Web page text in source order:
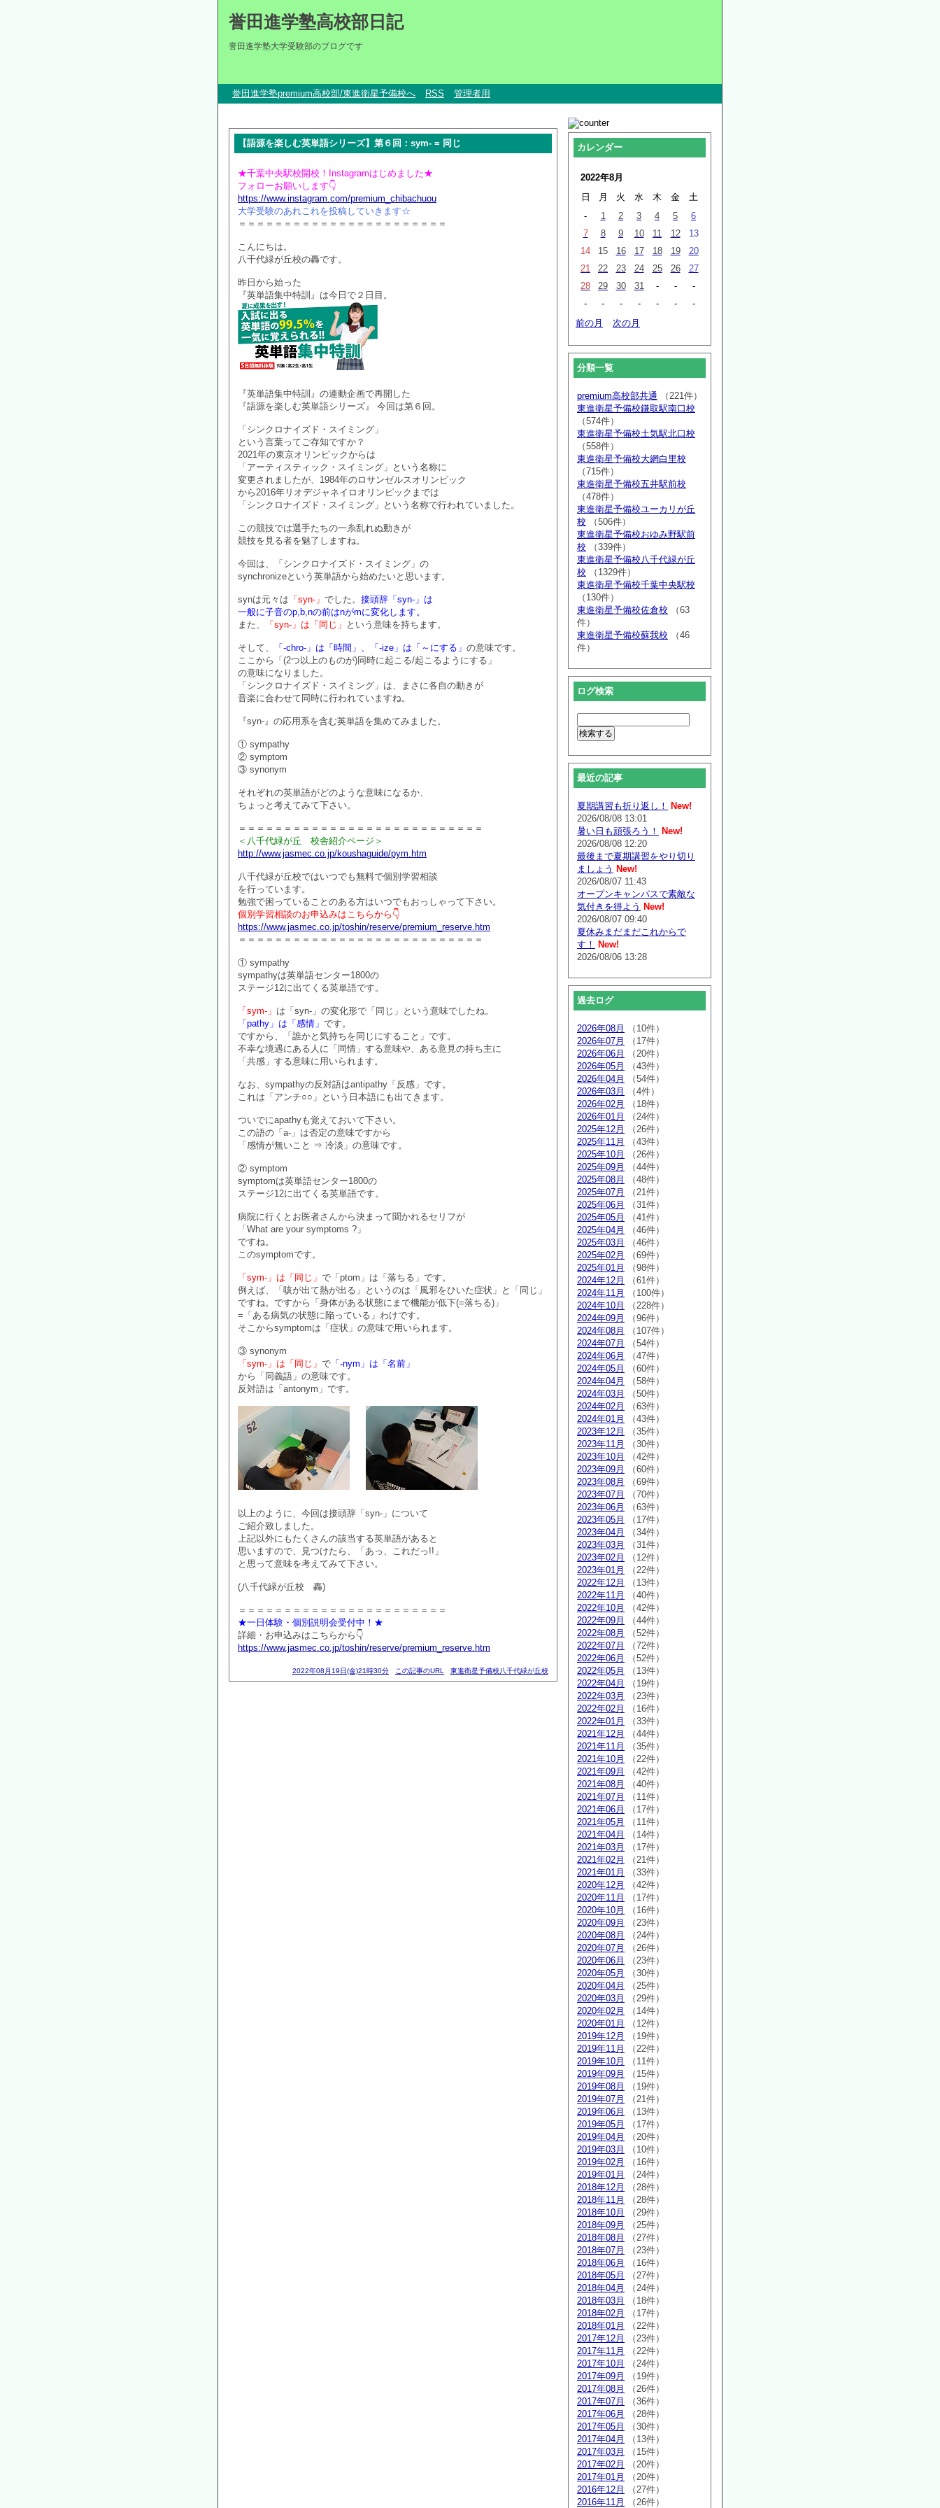
誉田進学塾高校部日記
誉田進学塾大学受験部のブログです
誉田進学塾premium高校部/東進衛星予備校へ RSS 管理者用
【語源を楽しむ英単語シリーズ】第６回：sym- = 同じ
★千葉中央駅校開校！Instagramはじめました★
フォローお願いします👇
https://www.instagram.com/premium_chibachuou
大学受験のあれこれを投稿していきます☆
＝＝＝＝＝＝＝＝＝＝＝＝＝＝＝＝＝＝＝＝＝＝＝
こんにちは。
八千代緑が丘校の轟です。
昨日から始った
『英単語集中特訓』は今日で２日目。
『英単語集中特訓』の連動企画で再開した
『語源を楽しむ英単語シリーズ』 今回は第６回。
「シンクロナイズド・スイミング」
という言葉ってご存知ですか？
2021年の東京オリンピックからは
「アーティスティック・スイミング」という名称に
変更されましたが、1984年のロサンゼルスオリンピック
から2016年リオデジャネイロオリンピックまでは
「シンクロナイズド・スイミング」という名称で行われていました。
この競技では選手たちの一糸乱れぬ動きが
競技を見る者を魅了しますね。
今回は、「シンクロナイズド・スイミング」の
synchronizeという英単語から始めたいと思います。
synは元々は 「syn-」 でした。 接頭辞「syn-」は
一般に子音のp,b,nの前はnがmに変化します。
また、
「syn-」は「同じ」 という意味を持ちます。
そして、 「-chro-」は「時間」、「-ize」は「～にする」 の意味です。
ここから「(2つ以上のものが)同時に起こる/起こるようにする」
の意味になりました。
「シンクロナイズド・スイミング」は、まさに各自の動きが
音楽に合わせて同時に行われていますね。
『syn-』の応用系を含む英単語を集めてみました。
① sympathy
② symptom
③ synonym
それぞれの英単語がどのような意味になるか、
ちょっと考えてみて下さい。
＝＝＝＝＝＝＝＝＝＝＝＝＝＝＝＝＝＝＝＝＝＝＝＝＝＝＝
＜八千代緑が丘 校舎紹介ページ＞
http://www.jasmec.co.jp/koushaguide/pym.htm
八千代緑が丘校ではいつでも無料で個別学習相談
を行っています。
勉強で困っていることのある方はいつでもおっしゃって下さい。
個別学習相談のお申込みはこちらから👇
https://www.jasmec.co.jp/toshin/reserve/premium_reserve.htm
＝＝＝＝＝＝＝＝＝＝＝＝＝＝＝＝＝＝＝＝＝＝＝＝＝＝＝
① sympathy
sympathyは英単語センター1800の
ステージ12に出てくる英単語です。
「sym-」 は「syn-」の変化形で「同じ」という意味でしたね。
「pathy」は「感情」 です。
ですから、「誰かと気持ちを同じにすること」です。
不幸な境遇にある人に「同情」する意味や、ある意見の持ち主に
「共感」する意味に用いられます。
なお、sympathyの反対語はantipathy「反感」です。
これは「アンチ○○」という日本語にも出てきます。
ついでにapathyも覚えておいて下さい。
この語の「a-」は否定の意味ですから
「感情が無いこと ⇒ 冷淡」の意味です。
② symptom
symptomは英単語センター1800の
ステージ12に出てくる英単語です。
病院に行くとお医者さんから決まって聞かれるセリフが
「What are your symptoms ?」
ですね。
このsymptomです。
「sym-」は「同じ」 で「ptom」は「落ちる」です。
例えば、「咳が出て熱が出る」というのは「風邪をひいた症状」と「同じ」
ですね。ですから「身体がある状態にまで機能が低下(=落ちる)」
=「ある病気の状態に陥っている」わけです。
そこからsymptomは「症状」の意味で用いられます。
③ synonym
「sym-」は「同じ」 で 「-nym」は「名前」
から「同義語」の意味です。
反対語は「antonym」です。
以上のように、今回は接頭辞「syn-」について
ご紹介致しました。
上記以外にもたくさんの該当する英単語があると
思いますので、見つけたら、「あっ、これだっ!!」
と思って意味を考えてみて下さい。
(八千代緑が丘校 轟)
＝＝＝＝＝＝＝＝＝＝＝＝＝＝＝＝＝＝＝＝＝＝＝
★一日体験・個別説明会受付中！★
詳細・お申込みはこちらから👇
https://www.jasmec.co.jp/toshin/reserve/premium_reserve.htm
2022年08月19日(金)21時30分 この記事のURL 東進衛星予備校八千代緑が丘校
カレンダー
2022年8月
日
月 火 水 木 金
土
-
1 2 3 4 5
6
7
8 9 10 11 12
13
14
15 16 17 18 19
20
21
22 23 24 25 26
27
28
29 30 31 - -
-
-
- - - - -
-
前の月
次の月
分類一覧
premium高校部共通 （221件）
東進衛星予備校鎌取駅南口校
（574件）
東進衛星予備校土気駅北口校
（558件）
東進衛星予備校大網白里校
（715件）
東進衛星予備校五井駅前校
（478件）
東進衛星予備校ユーカリが丘
校 （506件）
東進衛星予備校おゆみ野駅前
校 （339件）
東進衛星予備校八千代緑が丘
校 （1329件）
東進衛星予備校千葉中央駅校
（130件）
東進衛星予備校佐倉校 （63
件）
東進衛星予備校蘇我校 （46
件）
ログ検索
最近の記事
夏期講習も折り返し！
New!
2026/08/08 13:01
暑い日も頑張ろう！
New!
2026/08/08 12:20
最後まで夏期講習をやり切り
ましょう New!
2026/08/07 11:43
オープンキャンパスで素敵な
気付きを得よう New!
2026/08/07 09:40
夏休みまだまだこれからで
す！
New!
2026/08/06 13:28
過去ログ
2026年08月
（10件）
2026年07月
（17件）
2026年06月
（20件）
2026年05月
（43件）
2026年04月
（54件）
2026年03月
（4件）
2026年02月
（18件）
2026年01月
（24件）
2025年12月
（26件）
2025年11月
（43件）
2025年10月
（26件）
2025年09月
（44件）
2025年08月
（48件）
2025年07月
（21件）
2025年06月
（31件）
2025年05月
（41件）
2025年04月
（46件）
2025年03月
（46件）
2025年02月
（69件）
2025年01月
（98件）
2024年12月
（61件）
2024年11月
（100件）
2024年10月
（228件）
2024年09月
（96件）
2024年08月
（107件）
2024年07月
（54件）
2024年06月
（47件）
2024年05月
（60件）
2024年04月
（58件）
2024年03月
（50件）
2024年02月
（63件）
2024年01月
（43件）
2023年12月
（35件）
2023年11月
（30件）
2023年10月
（42件）
2023年09月
（60件）
2023年08月
（69件）
2023年07月
（70件）
2023年06月
（63件）
2023年05月
（17件）
2023年04月
（34件）
2023年03月
（31件）
2023年02月
（12件）
2023年01月
（22件）
2022年12月
（13件）
2022年11月
（40件）
2022年10月
（42件）
2022年09月
（44件）
2022年08月
（52件）
2022年07月
（72件）
2022年06月
（52件）
2022年05月
（13件）
2022年04月
（19件）
2022年03月
（23件）
2022年02月
（16件）
2022年01月
（33件）
2021年12月
（44件）
2021年11月
（35件）
2021年10月
（22件）
2021年09月
（42件）
2021年08月
（40件）
2021年07月
（11件）
2021年06月
（17件）
2021年05月
（11件）
2021年04月
（14件）
2021年03月
（17件）
2021年02月
（21件）
2021年01月
（33件）
2020年12月
（42件）
2020年11月
（17件）
2020年10月
（16件）
2020年09月
（23件）
2020年08月
（24件）
2020年07月
（26件）
2020年06月
（23件）
2020年05月
（30件）
2020年04月
（25件）
2020年03月
（29件）
2020年02月
（14件）
2020年01月
（12件）
2019年12月
（19件）
2019年11月
（22件）
2019年10月
（11件）
2019年09月
（15件）
2019年08月
（19件）
2019年07月
（21件）
2019年06月
（13件）
2019年05月
（17件）
2019年04月
（20件）
2019年03月
（10件）
2019年02月
（16件）
2019年01月
（24件）
2018年12月
（28件）
2018年11月
（28件）
2018年10月
（29件）
2018年09月
（25件）
2018年08月
（27件）
2018年07月
（23件）
2018年06月
（16件）
2018年05月
（27件）
2018年04月
（24件）
2018年03月
（18件）
2018年02月
（17件）
2018年01月
（22件）
2017年12月
（23件）
2017年11月
（22件）
2017年10月
（24件）
2017年09月
（19件）
2017年08月
（26件）
2017年07月
（36件）
2017年06月
（28件）
2017年05月
（30件）
2017年04月
（13件）
2017年03月
（15件）
2017年02月
（20件）
2017年01月
（20件）
2016年12月
（27件）
2016年11月
（26件）